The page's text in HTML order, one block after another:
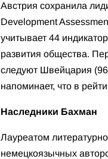
Австрия сохранила
Development
учитывает 44
развития общества.
следуют Швейцария
напоминает, что в
Наследники Бахман
Лауреатом
немецкоязычных